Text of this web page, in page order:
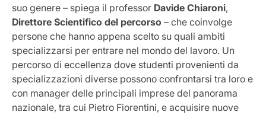
suo genere – spiega il professor Davide Chiaroni,
Direttore Scientifico del percorso – che coinvolge
persone che hanno appena scelto su quali ambiti
specializzarsi per entrare nel mondo del lavoro. Un
percorso di eccellenza dove studenti provenienti da
specializzazioni diverse possono confrontarsi tra loro e
con manager delle principali imprese del panorama
nazionale, tra cui Pietro Fiorentini, e acquisire nuove